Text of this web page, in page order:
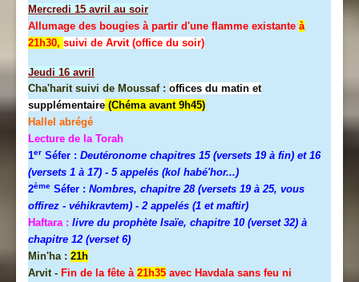
Mercredi 15 avril au soir
Allumage des bougies à partir d'une flamme existante à
21h30, suivi de Arvit (office du soir)
Jeudi 16 avril
Cha'harit suivi de Moussaf : offices du matin et
supplémentaire (Chéma avant 9h45)
Hallel abrégé
Lecture de la Torah
1er Séfer : Deutéronome chapitres 15 (versets 19 à fin) et 16
(versets 1 à 17) - 5 appelés (kol habé'hor...)
2ème Séfer : Nombres, chapitre 28 (versets 19 à 25, vous
offirez - véhikravtem) - 2 appelés (1 et maftir)
Haftara : livre du prophète Isaïe, chapitre 10 (verset 32) à
chapitre 12 (verset 6)
Min'ha : 21h
Arvit - Fin de la fête à 21h35 avec Havdala sans feu ni